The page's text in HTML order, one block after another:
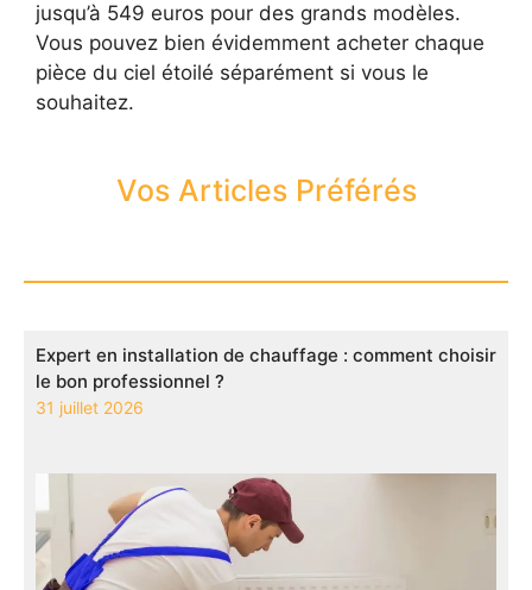
jusqu’à 549 euros pour des grands modèles.
Vous pouvez bien évidemment acheter chaque
pièce du ciel étoilé séparément si vous le
souhaitez.
Vos Articles Préférés
Expert en installation de chauffage : comment choisir
le bon professionnel ?
31 juillet 2026